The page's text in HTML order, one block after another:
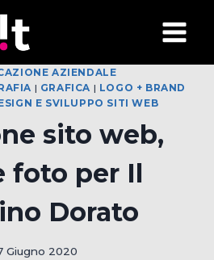
AZIENDALE
| GRAFICA | LOGO + BRAND
E SVILUPPO SITI WEB
sito web,
foto per Il
Dorato
Giugno 2020